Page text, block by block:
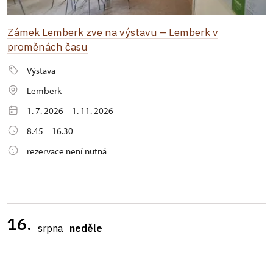
Zámek Lemberk zve na výstavu – Lemberk v
proměnách času
Výstava
Lemberk
1. 7. 2026 – 1. 11. 2026
8.45 – 16.30
rezervace není nutná
16. srpna neděle